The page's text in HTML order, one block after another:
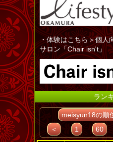
・体験はこちら＞個人
サロン「Chair isn't」
ラン
meisyun18の順
＜
1 60